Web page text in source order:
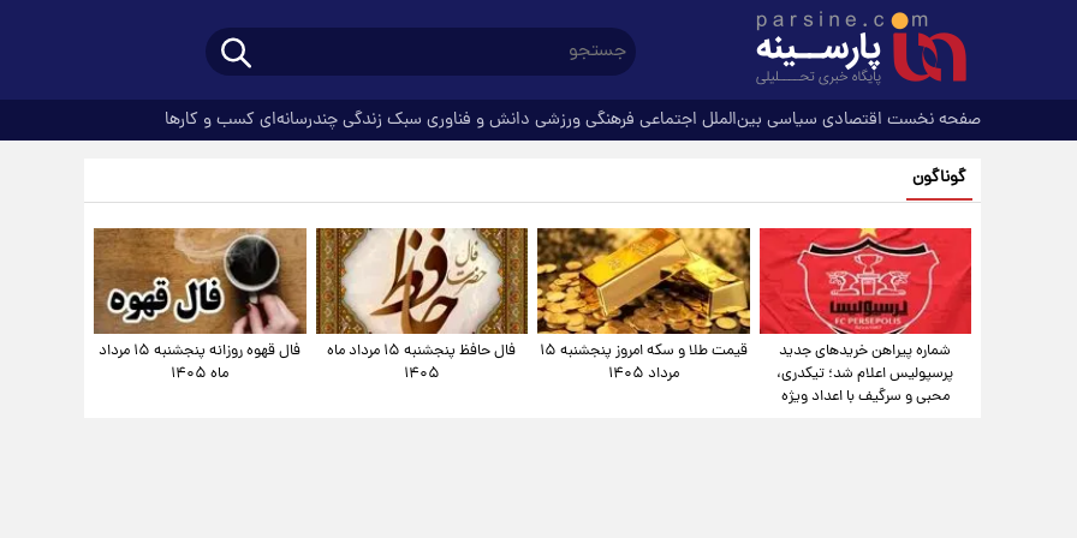
صفحه نخست اقتصادی سیاسی بین‌الملل اجتماعی فرهنگیورزشی دانش و فناوری سبک زندگیچندرسانه‌ای کسب و کارها
گوناگون
شماره پیراهن خریدهای جدید
پرسپولیس اعلام شد؛ تیکدری،
محبی و سرگیف با اعداد ویژه
قیمت طلا و سکه امروز پنجشنبه ۱۵
مرداد ۱۴۰۵
فال حافظ پنجشنبه ۱۵ مرداد ماه
۱۴۰۵
فال قهوه روزانه پنجشنبه ۱۵ مرداد
ماه ۱۴۰۵